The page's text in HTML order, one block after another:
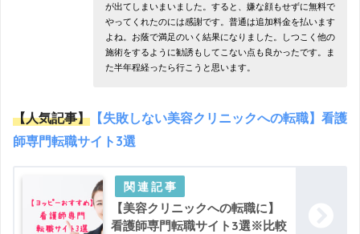
が出てしまいまいました。すると、嫌な顔もせずに無料で
やってくれたのには感謝です。普通は追加料金を払います
よね。お蔭で満足のいく結果になりました。しつこく他の
施術をするように勧誘もしてこない点も良かったです。ま
た半年程経ったら行こうと思います。
【人気記事】 【失敗しない美容クリニックへの転職】看護
師専門転職サイト3選
【美容クリニックへの転職に】
看護師専門転職サイト3選※比較